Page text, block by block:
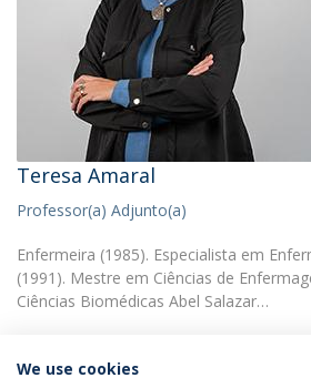
Teresa Amaral
Professor(a) Adjunto(a)
Enfermeira (1985). Especialista em
(1991). Mestre em Ciências de
Ciências Biomédicas Abel Salazar…
We use cookies